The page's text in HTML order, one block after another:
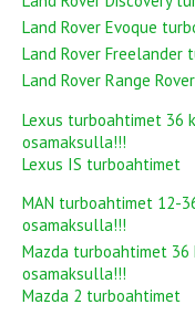
Land Rover Evoque
Land Rover Freelander
Land Rover Range
Lexus turboahtimet 36
osamaksulla!!!
Lexus IS turboahtimet
MAN turboahtimet 12-
osamaksulla!!!
Mazda turboahtimet
osamaksulla!!!
Mazda 2 turboahtimet